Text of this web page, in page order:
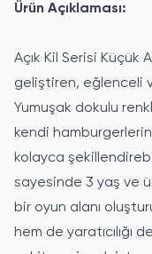
Ürün Açıklaması:
Açık Kil Serisi Küçük
geliştiren, eğlenceli
Yumuşak dokulu
kendi
kolayca
sayesinde 3 yaş ve
bir oyun alanı
hem de